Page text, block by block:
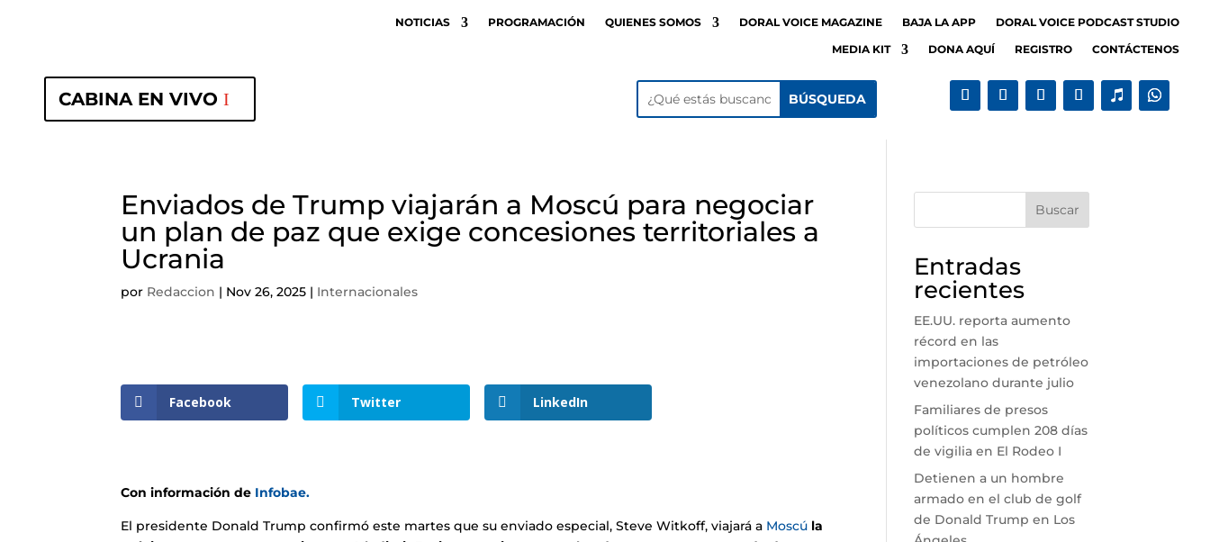
NOTICIAS PROGRAMACIÓN QUIENES SOMOS DORAL VOICE MAGAZINE BAJA LA APP
DORAL VOICE PODCAST STUDIO
MEDIA KIT
DONA AQUÍ REGISTRO CONTÁCTENOS
CABINA EN VIVO
Enviados de Trump viajarán a Moscú para negociar
un plan de paz que exige concesiones territoriales a
Ucrania
por Redaccion | Nov 26, 2025 | Internacionales
Facebook Twitter LinkedIn
Con información de Infobae.
El presidente Donald Trump confirmó este martes que su enviado especial, Steve Witkoff, viajará a Moscú la
Buscar
Entradas
recientes
EE.UU. reporta aumento
récord en las
importaciones de petróleo
venezolano durante julio
Familiares de presos
políticos cumplen 208 días
de vigilia en El Rodeo I
Detienen a un hombre
armado en el club de golf
de Donald Trump en Los